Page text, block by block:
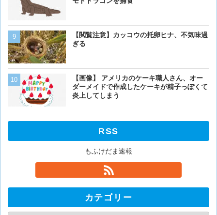
【閲覧注意】カッコウの托卵ヒナ、不気味過
ぎる
【画像】 アメリカのケーキ職人さん、オー
ダーメイドで作成したケーキが精子っぽくて
炎上してしまう
【画像】イッヌ、リモコン
【画像】うわぁー、馬みた
あるか
RSS
もふけだま速報
カテゴリー